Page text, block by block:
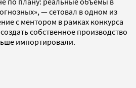
— сетовал в одном из
с ментором в рамках конкурса
собственное производство
импортировали.